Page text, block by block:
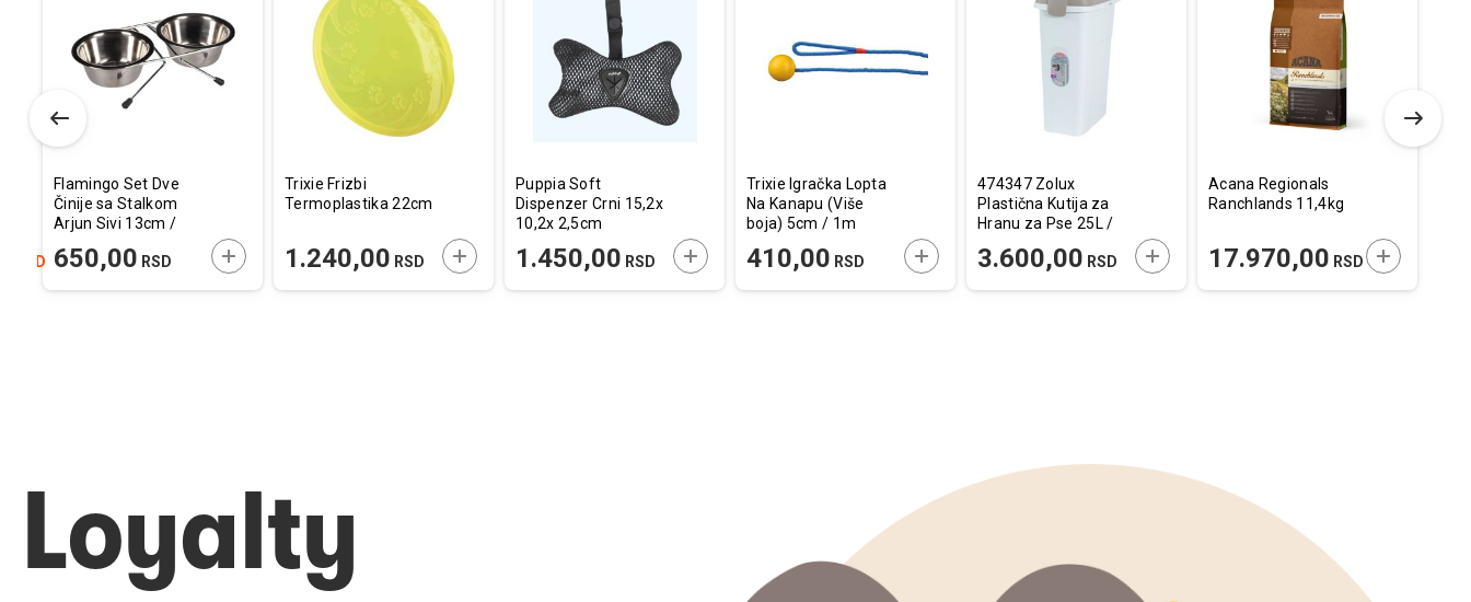
RSD U KORPU
Flamingo Set Dve
Činije sa Stalkom
Arjun Sivi 13cm /
650,00 RSD DODAJTE U KORPU
u
listu
Trixie Frizbi
Termoplastika 22cm
1.240,00 RSD DODAJTE U KORPU
Puppia Soft
Dispenzer Crni 15,2x
10,2x 2,5cm
1.450,00 RSD DODAJTE U KORPU
Trixie Igračka Lopta
Na Kanapu (Više
boja) 5cm / 1m
410,00 RSD DODAJTE U KORPU
želja
474347 Zolux
Plastična Kutija za
Hranu za Pse 25L /
3.600,00 RSD DODAJTE U KORPU
Acana Regionals
Ranchlands 11,4kg
17.970,00 RSD DODAJTE U
Loyalty